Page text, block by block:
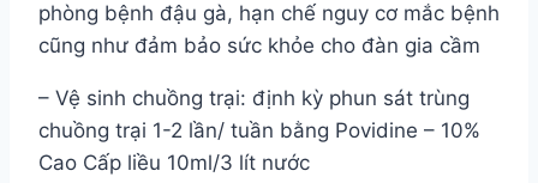
phòng bệnh đậu gà, hạn chế nguy cơ mắc bệnh
cũng như đảm bảo sức khỏe cho đàn gia cầm
– Vệ sinh chuồng trại: định kỳ phun sát trùng
chuồng trại 1-2 lần/ tuần bằng Povidine – 10%
Cao Cấp liều 10ml/3 lít nước